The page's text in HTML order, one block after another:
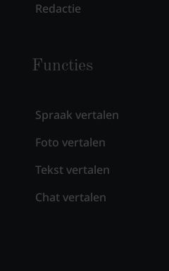
Redactie
Functies
Spraak vertalen
Foto vertalen
Tekst vertalen
Chat vertalen